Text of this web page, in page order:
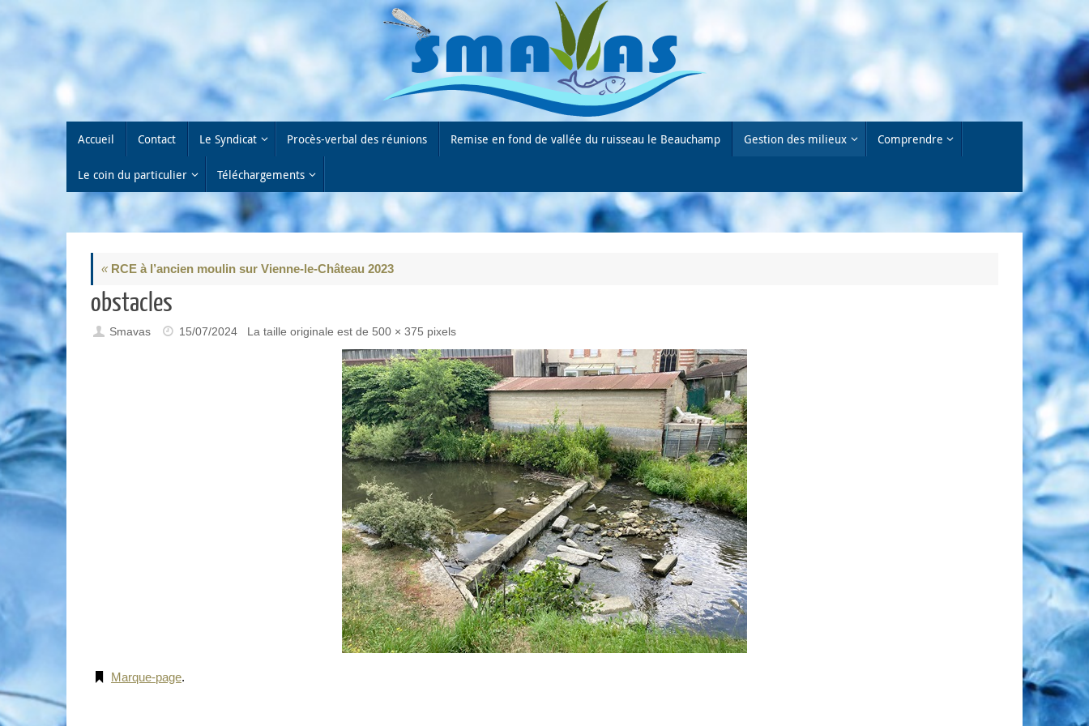
Passer
Passer
auAccueil Contact Le Syndicat Procès-verbal des réunions Remise en fond de vallée du ruisseau le Beauchamp Gestion des milieux Comprendre
Le coin du particulier Téléchargements
« RCE à l’ancien moulin sur Vienne-le-Château 2023
obstacles
Smavas 15/07/2024 La taille originale est de 500 × 375 pixels
Marque-page.